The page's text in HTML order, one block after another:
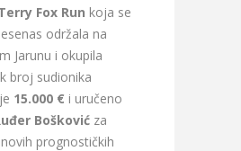
Fox Run koja se
jesenas održala na
Jarunu i okupila
broj sudionika
15.000 € i uručeno
Bošković za
prognostičkih